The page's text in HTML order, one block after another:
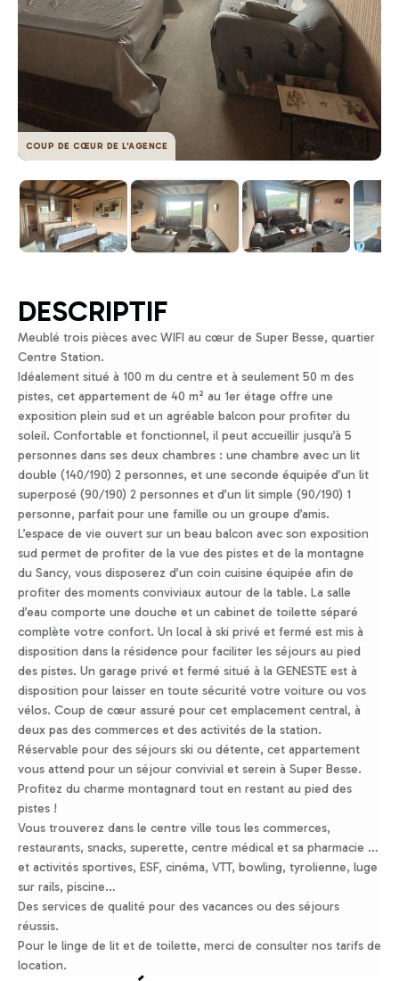
COUP DE CŒUR DE L'AGENCE
DESCRIPTIF
Meublé trois pièces avec WIFI au cœur de Super Besse, quartier
Centre Station.
Idéalement situé à 100 m du centre et à seulement 50 m des
pistes, cet appartement de 40 m² au 1er étage offre une
exposition plein sud et un agréable balcon pour profiter du
soleil. Confortable et fonctionnel, il peut accueillir jusqu’à 5
personnes dans ses deux chambres : une chambre avec un lit
double (140/190) 2 personnes, et une seconde équipée d’un lit
superposé (90/190) 2 personnes et d’un lit simple (90/190) 1
personne, parfait pour une famille ou un groupe d’amis.
L’espace de vie ouvert sur un beau balcon avec son exposition
sud permet de profiter de la vue des pistes et de la montagne
du Sancy, vous disposerez d’un coin cuisine équipée afin de
profiter des moments conviviaux autour de la table. La salle
d’eau comporte une douche et un cabinet de toilette séparé
complète votre confort. Un local à ski privé et fermé est mis à
disposition dans la résidence pour faciliter les séjours au pied
des pistes. Un garage privé et fermé situé à la GENESTE est à
disposition pour laisser en toute sécurité votre voiture ou vos
vélos. Coup de cœur assuré pour cet emplacement central, à
deux pas des commerces et des activités de la station.
Réservable pour des séjours ski ou détente, cet appartement
vous attend pour un séjour convivial et serein à Super Besse.
Profitez du charme montagnard tout en restant au pied des
pistes !
Vous trouverez dans le centre ville tous les commerces,
restaurants, snacks, superette, centre médical et sa pharmacie …
et activités sportives, ESF, cinéma, VTT, bowling, tyrolienne, luge
sur rails, piscine…
Des services de qualité pour des vacances ou des séjours
réussis.
Pour le linge de lit et de toilette, merci de consulter nos tarifs de
location.